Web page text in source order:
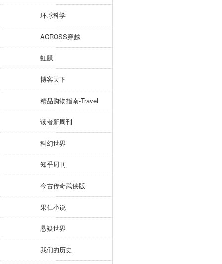
环球科学
ACROSS穿越
虹膜
博客天下
精品购物指南-Travel
读者新周刊
科幻世界
知乎周刊
今古传奇武侠版
果仁小说
悬疑世界
我们的历史